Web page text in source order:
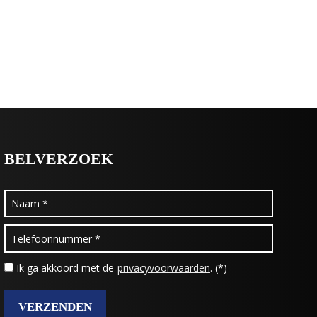
BELVERZOEK
Ik ga akkoord met de privacyvoorwaarden. (*)